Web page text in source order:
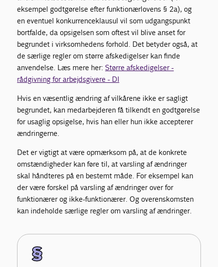
eksempel godtgørelse efter funktionærlovens § 2a), og
en eventuel konkurrenceklausul vil som udgangspunkt
bortfalde, da opsigelsen som oftest vil blive anset for
begrundet i virksomhedens forhold. Det betyder også, at
de særlige regler om større afskedigelser kan finde
anvendelse. Læs mere her:Større afskedigelser -
rådgivning for arbejdsgivere - DI
Hvis en væsentlig ændring af vilkårene ikke er sagligt
begrundet, kan medarbejderen få tilkendt en godtgørelse
for usaglig opsigelse, hvis han eller hun ikke accepterer
ændringerne.
Det er vigtigt at være opmærksom på, at de konkrete
omstændigheder kan føre til, at varsling af ændringer
skal håndteres på en bestemt måde. For eksempel kan
der være forskel på varsling af ændringer over for
funktionærer og ikke-funktionærer. Og overenskomsten
kan indeholde særlige regler om varsling af ændringer.